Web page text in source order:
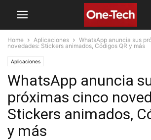
Home Aplicaciones
WhatsApp anuncia sus
novedades: Stickers animados, Códigos QR y más
Aplicaciones
WhatsApp anuncia
próximas cinco
Stickers animados,
y más